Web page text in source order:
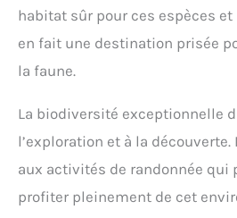
habitat sûr pour ces espèces et
en fait une destination prisée
la faune.
La biodiversité exceptionnelle
l’exploration et à la découverte.
aux activités de randonnée qui
profiter pleinement de cet